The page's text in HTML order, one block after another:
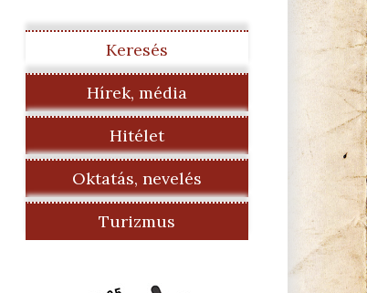
Keresés
Hírek, média
Hitélet
Oktatás, nevelés
Turizmus